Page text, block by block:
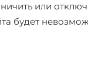
или
будет